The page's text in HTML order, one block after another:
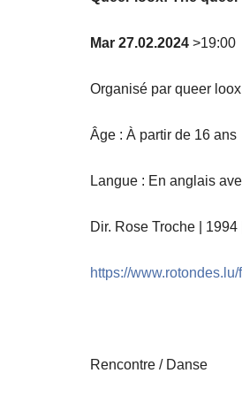
Mar 27.02.2024 >19:00
Organisé par queer loox
Âge : À partir de 16 ans
Langue : En anglais
Dir. Rose Troche | 1994
https://
Rencontre / Danse